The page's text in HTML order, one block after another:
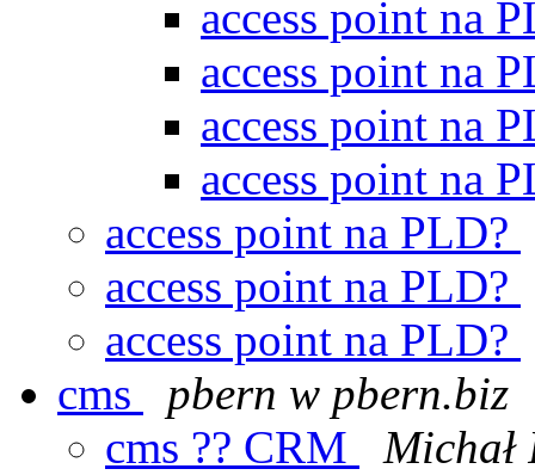
access point na
access point na
access point na
access point na
access point na PLD?
access point na PLD?
access point na PLD?
cms
pbern w pbern.biz
cms ?? CRM
Michał